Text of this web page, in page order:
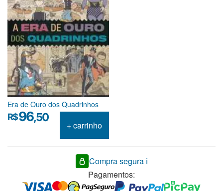
Era de Ouro dos Quadrinhos
R$96,50
+ carrinho
Compra segura ℹ️
Pagamentos: